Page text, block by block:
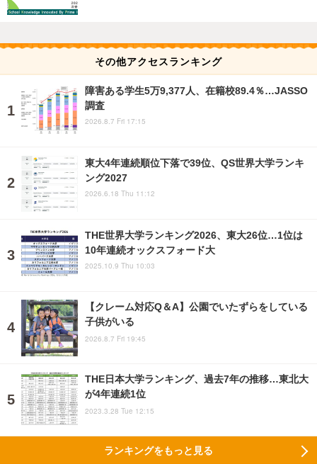
その他アクセスランキング
障害ある学生5万9,377人、在籍校89.4％…JASSO
調査
2026.8.7 Fri 17:15
東大4年連続順位下落で39位、QS世界大学ランキ
ング2027
2026.6.18 Thu 11:12
THE世界大学ランキング2026、東大26位…1位は
10年連続オックスフォード大
2025.10.9 Thu 10:03
【クレーム対応Q＆A】公園でいたずらをしている
子供がいる
2026.8.7 Fri 19:45
THE日本大学ランキング、過去7年の推移…東北大
が4年連続1位
2023.3.28 Tue 12:15
ランキングをもっと見る